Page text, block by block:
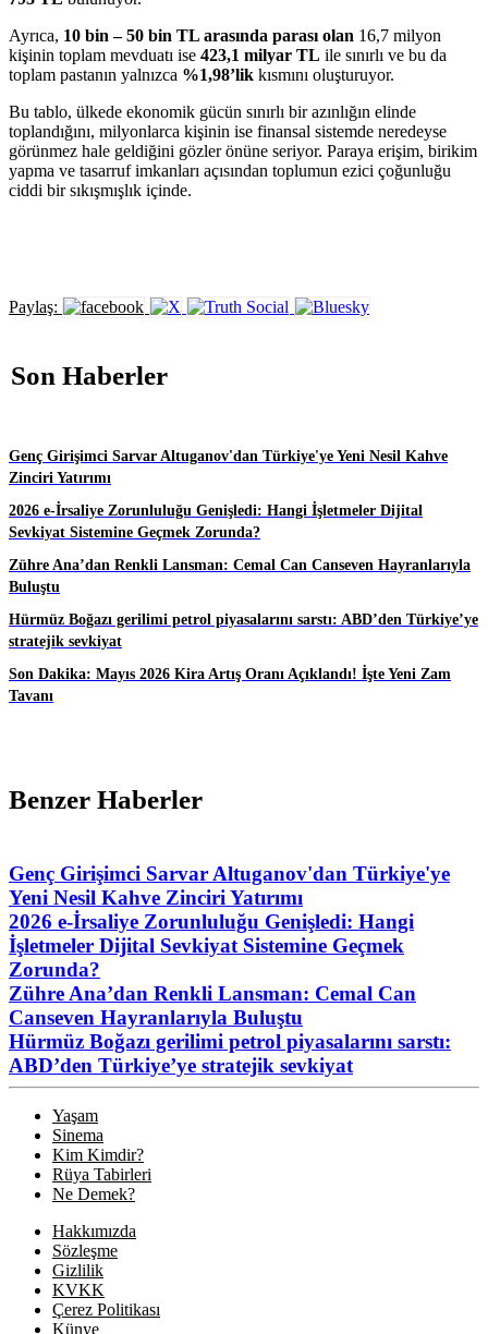
Ayrıca, 10 bin – 50 bin TL arasında parası olan 16,7 milyon
kişinin toplam mevduatı ise 423,1 milyar TL ile sınırlı ve bu da
toplam pastanın yalnızca %1,98’lik kısmını oluşturuyor.
Bu tablo, ülkede ekonomik gücün sınırlı bir azınlığın elinde
toplandığını, milyonlarca kişinin ise finansal sistemde neredeyse
görünmez hale geldiğini gözler önüne seriyor. Paraya erişim, birikim
yapma ve tasarruf imkanları açısından toplumun ezici çoğunluğu
ciddi bir sıkışmışlık içinde.
Paylaş:
Son Haberler
Genç Girişimci Sarvar Altuganov'dan Türkiye'ye Yeni Nesil Kahve
Zinciri Yatırımı
2026 e-İrsaliye Zorunluluğu Genişledi: Hangi İşletmeler Dijital
Sevkiyat Sistemine Geçmek Zorunda?
Zühre Ana’dan Renkli Lansman: Cemal Can Canseven Hayranlarıyla
Buluştu
Hürmüz Boğazı gerilimi petrol piyasalarını sarstı: ABD’den Türkiye’ye
stratejik sevkiyat
Son Dakika: Mayıs 2026 Kira Artış Oranı Açıklandı! İşte Yeni Zam
Tavanı
Benzer Haberler
Genç Girişimci Sarvar Altuganov'dan Türkiye'ye
Yeni Nesil Kahve Zinciri Yatırımı
2026 e-İrsaliye Zorunluluğu Genişledi: Hangi
İşletmeler Dijital Sevkiyat Sistemine Geçmek
Zorunda?
Zühre Ana’dan Renkli Lansman: Cemal Can
Canseven Hayranlarıyla Buluştu
Hürmüz Boğazı gerilimi petrol piyasalarını sarstı:
ABD’den Türkiye’ye stratejik sevkiyat
Yaşam
Sinema
Kim Kimdir?
Rüya Tabirleri
Ne Demek?
Hakkımızda
Sözleşme
Gizlilik
KVKK
Çerez Politikası
Künye